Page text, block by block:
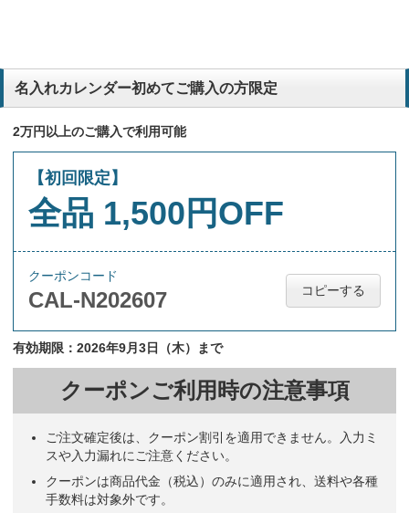
名入れカレンダー初めてご購入の方限定
2万円以上のご購入で利用可能
【初回限定】
全品 1,500円OFF
クーポンコード
CAL-N202607 コピーする
有効期限：2026年9月3日（木）まで
クーポンご利用時の注意事項
ご注文確定後は、クーポン割引を適用できません。入力ミ
スや入力漏れにご注意ください。
クーポンは商品代金（税込）のみに適用され、送料や各種
手数料は対象外です。